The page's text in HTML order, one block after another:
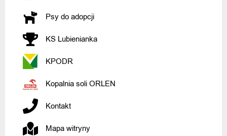
Psy do adopcji
KS Lubienianka
KPODR
Kopalnia soli ORLEN
Kontakt
Mapa witryny